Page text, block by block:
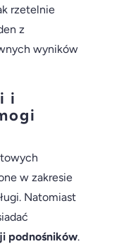
rzetelnie
z
wyników
i
w zakresie
Natomiast
podnośników.